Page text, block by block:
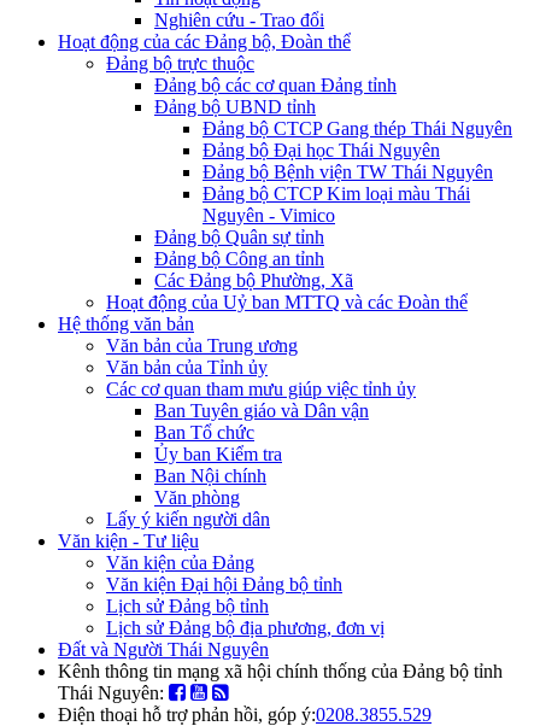
Nghiên cứu - Trao đổi
Hoạt động của các Đảng bộ, Đoàn thể
Đảng bộ trực thuộc
Đảng bộ các cơ quan Đảng tỉnh
Đảng bộ UBND tỉnh
Đảng bộ CTCP Gang thép Thái Nguyên
Đảng bộ Đại học Thái Nguyên
Đảng bộ Bệnh viện TW Thái Nguyên
Đảng bộ CTCP Kim loại màu Thái
Nguyên - Vimico
Đảng bộ Quân sự tỉnh
Đảng bộ Công an tỉnh
Các Đảng bộ Phường, Xã
Hoạt động của Uỷ ban MTTQ và các Đoàn thể
Hệ thống văn bản
Văn bản của Trung ương
Văn bản của Tỉnh ủy
Các cơ quan tham mưu giúp việc tỉnh ủy
Ban Tuyên giáo và Dân vận
Ban Tổ chức
Ủy ban Kiểm tra
Ban Nội chính
Văn phòng
Lấy ý kiến người dân
Văn kiện - Tư liệu
Văn kiện của Đảng
Văn kiện Đại hội Đảng bộ tỉnh
Lịch sử Đảng bộ tỉnh
Lịch sử Đảng bộ địa phương, đơn vị
Đất và Người Thái Nguyên
Kênh thông tin mạng xã hội chính thống của Đảng bộ tỉnh
Thái Nguyên:
Điện thoại hỗ trợ phản hồi, góp ý:0208.3855.529